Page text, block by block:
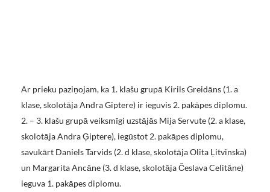
Ar prieku paziņojam, ka 1. klašu grupā Kirils Greidāns (1. a
klase, skolotāja Andra Giptere) ir ieguvis 2. pakāpes diplomu.
2. – 3. klašu grupā veiksmīgi uzstājās Mija Servute (2. a klase,
skolotāja Andra Ģiptere), iegūstot 2. pakāpes diplomu,
savukārt Daniels Tarvids (2. d klase, skolotāja Olita Ļitvinska)
un Margarita Ancāne (3. d klase, skolotāja Česlava Celitāne)
ieguva 1. pakāpes diplomu.